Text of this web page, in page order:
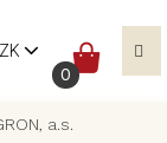
a.s.